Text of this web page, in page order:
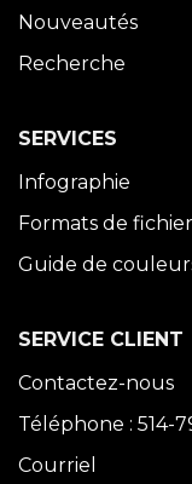
Nouveautés
Recherche
SERVICES
Infographie
Formats de
Guide de
SERVICE CLIENT
Contactez-nous
Téléphone : 514-
Courriel